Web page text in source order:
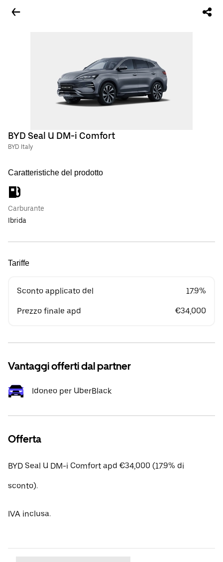
BYD Seal U DM-i Comfort
BYD Italy
Caratteristiche del prodotto
Carburante
Ibrida
Tariffe
Sconto applicato del 17.9%
Prezzo finale apd €34,000
Vantaggi offerti dal partner
Idoneo per UberBlack
Offerta
BYD Seal U DM-i Comfort apd €34,000 (17.9% di
sconto).
IVA inclusa.